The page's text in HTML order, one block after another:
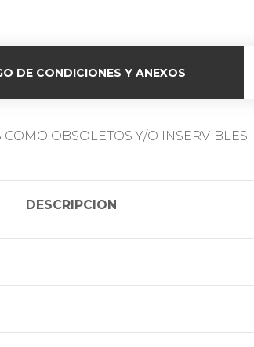
DE CONDICIONES Y ANEXOS
OBSOLETOS Y/O INSERVIBLES.
DESCRIPCION